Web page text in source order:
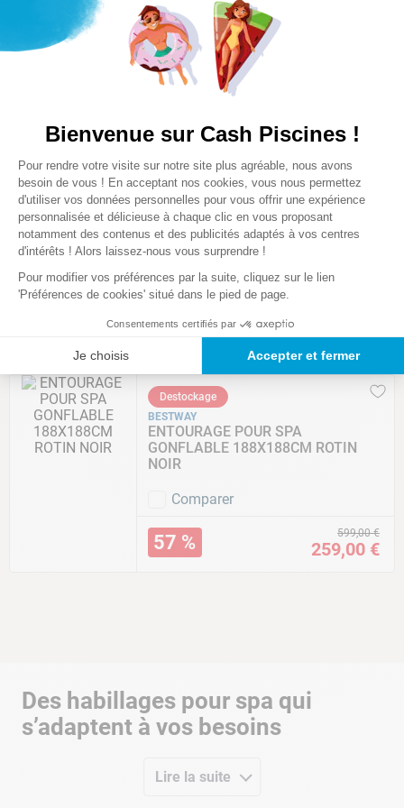
ENTOURAGE ROTIN MARRON SPA
GONFLABLE DIAM. 180CM
★★★★ ☆ (11)
Comparer
199,00
60 %
Destockage
BESTWAY
ENTOURAGE ROTIN GRIS SPA
GONFLABLE DIAM. 180CM
Comparer
199,00 €
Destockage
BESTWAY
ENTOURAGE POUR SPA
GONFLABLE 188X188CM ROTIN
NOIR
Comparer
599,00 €
259,00 €
57 %
Lire la suite
Des habillages pour spa qui
s’adaptent à vos besoins
commel’habillage bois
Bienvenue sur Cash Piscines !
Plateforme de Gestion du
Pour rendre votre visite sur notre site plus agréable, nous avons
besoin de vous ! En acceptant nos cookies, vous nous permettez
d'utiliser vos données personnelles pour vous offrir une expérience
personnalisée et délicieuse à chaque clic en vous proposant
notamment des contenus et des publicités adaptés à vos centres
d'intérêts ! Alors laissez-nous vous surprendre !
Pour modifier vos préférences par la suite, cliquez sur le lien
'Préférences de cookies' situé dans le pied de page.
Consentements certifiés par
Je choisis Accepter et fermer
Axeptio consent